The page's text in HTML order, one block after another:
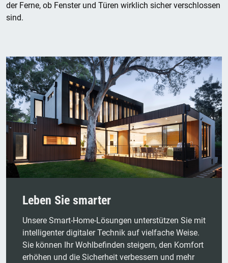
der Ferne, ob Fenster und Türen wirklich sicher verschlossen
sind.
Leben Sie smarter
Unsere Smart-Home-Lösungen unterstützen Sie mit
intelligenter digitaler Technik auf vielfache Weise.
Sie können Ihr Wohlbefinden steigern, den Komfort
erhöhen und die Sicherheit verbessern und mehr